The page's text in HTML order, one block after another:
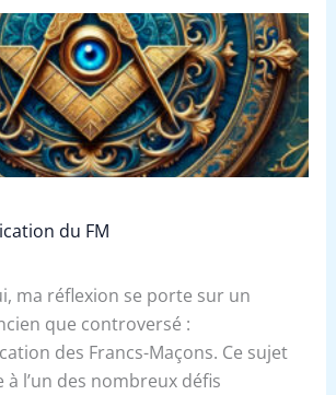
du FM
ma réflexion se porte sur un
que controversé :
des Francs-Maçons. Ce sujet
l’un des nombreux défis